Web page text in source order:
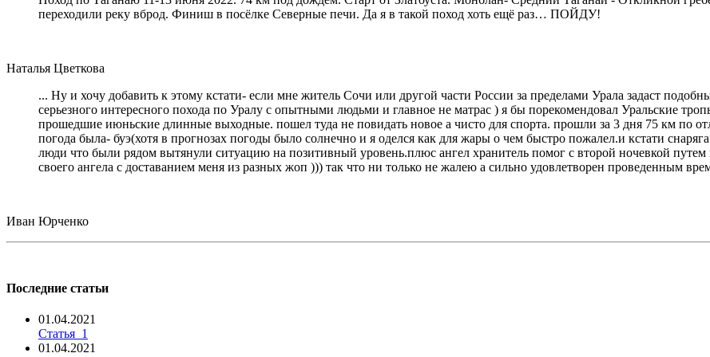
переходили реку вброд. Финиш в посёлке Северные печи. Да я в такой поход хоть ещё раз… ПОЙДУ!
Наталья Цветкова
... Ну и хочу добавить к этому кстати- если мне житель Сочи или другой части России за пределами Урала задаст
серьезного интересного похода по Уралу с опытными людьми и главное не матрас ) я бы порекомендовал Уральские
прошедшие июньские длинные выходные. пошел туда не повидать новое а чисто для спорта. прошли за 3 дня 75 км по
погода была- буэ(хотя в прогнозах погоды было солнечно и я оделся как для жары о чем быстро пожалел.и кстати
люди что были рядом вытянули ситуацию на позитивный уровень.плюс ангел хранитель помог с второй ночевкой путем
своего ангела с доставанием меня из разных жоп ))) так что ни только не жалею а сильно удовлетворен проведенным
Иван Юрченко
Последние статьи
01.04.2021
Статья_1
01.04.2021